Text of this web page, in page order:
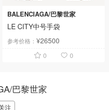
BALENCIAGA/巴黎世家
LE CITY中号手袋
参考价格：¥26500
0 0
巴黎世家
注